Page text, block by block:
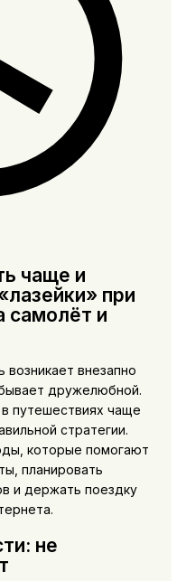
чаще и
при
самолёт и
внезапно
дружелюбной.
путешествиях чаще
стратегии.
которые помогают
планировать
и держать поездку
не